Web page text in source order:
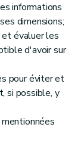
informations
dimensions;
et évaluer les
d'avoir sur
pour éviter et
si possible, y